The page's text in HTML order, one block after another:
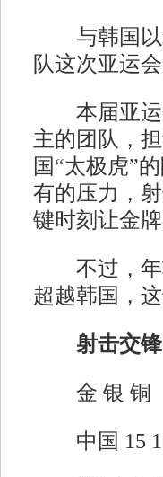
与韩国以
队这次亚运
本届亚运
主的团队，
国“太极虎”
有的压力，
键时刻让金
不过，年
超越韩国，
射击交锋
金 银 铜
中国 15